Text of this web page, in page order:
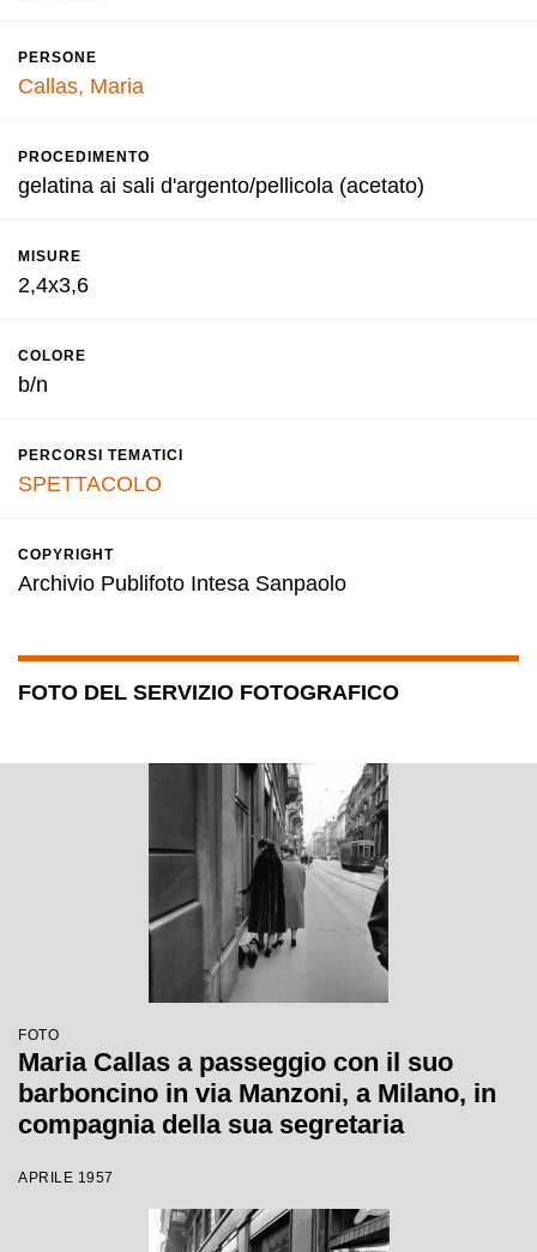
PERSONE
Callas, Maria
PROCEDIMENTO
gelatina ai sali d'argento/pellicola (acetato)
MISURE
2,4x3,6
COLORE
b/n
PERCORSI TEMATICI
SPETTACOLO
COPYRIGHT
Archivio Publifoto Intesa Sanpaolo
FOTO DEL SERVIZIO FOTOGRAFICO
FOTO
Maria Callas a passeggio con il suo
barboncino in via Manzoni, a Milano, in
compagnia della sua segretaria
APRILE 1957